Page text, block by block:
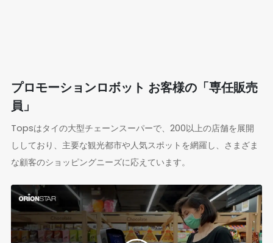
プロモーションロボット お客様の「専任販売
員」
Topsはタイの大型チェーンスーパーで、200以上の店舗を展開
ししており、主要な観光都市や人気スポットを網羅し、さまざま
な顧客のショッピングニーズに応えています。